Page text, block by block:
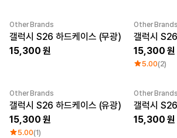
New
Other Brands
갤럭시 S26 하드케이스 (무광)
15,300
New
Other Brands
15,300
5.00(2)
New
Other Brands
갤럭시 S26 하드케이스 (유광)
15,300
5.00(1)
New
Other Brands
15,300
판매 BEST